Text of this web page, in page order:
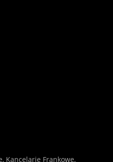
Kancelarie Frankowe,